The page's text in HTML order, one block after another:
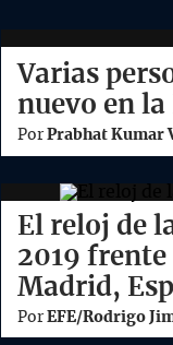
Varias
nuevo en
Por Prabhat Kumar
El reloj de
2019 frente
Madrid,
PorEFE/Rodrigo